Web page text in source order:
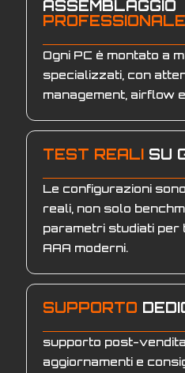
ASSEMBLAGGIO
PROFESSIONALE
Ogni PC è montato a
specializzati, con
management, airflow
TEST REALI SU
Le configurazioni
reali, non solo
parametri studiati per
AAA moderni.
SUPPORTO
supporto post-
aggiornamenti e